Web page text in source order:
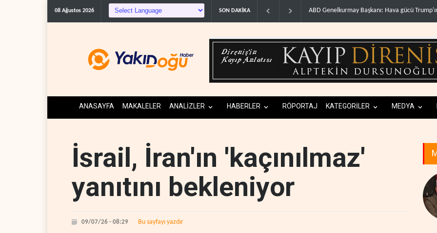
08 Ağustos 2026 SON DAKİKA ABD Genelkurmay Başkanı: Hava gücü Trump'ın hedeflerine..
ANASAYFA MAKALELER ANALİZLER HABERLER RÖPORTAJ KATEGORİLER MEDYA
İsrail, İran'ın 'kaçınılmaz'
yanıtını bekleniyor
09/07/26 - 08:29 Bu sayfayı yazdır